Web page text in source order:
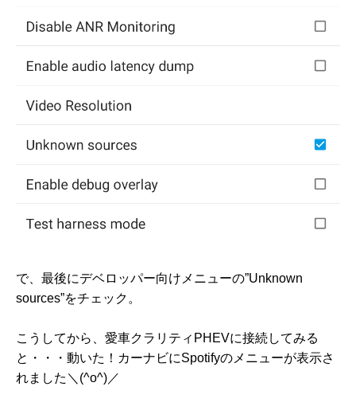
で、最後にデベロッパー向けメニューの”Unknown
sources”をチェック。
こうしてから、愛車クラリティPHEVに接続してみる
と・・・動いた！カーナビにSpotifyのメニューが表示さ
れました＼(^o^)／